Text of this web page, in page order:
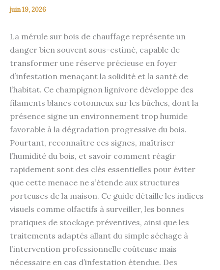
juin 19, 2026
La mérule sur bois de chauffage représente un
danger bien souvent sous-estimé, capable de
transformer une réserve précieuse en foyer
d’infestation menaçant la solidité et la santé de
l’habitat. Ce champignon lignivore développe des
filaments blancs cotonneux sur les bûches, dont la
présence signe un environnement trop humide
favorable à la dégradation progressive du bois.
Pourtant, reconnaître ces signes, maîtriser
l’humidité du bois, et savoir comment réagir
rapidement sont des clés essentielles pour éviter
que cette menace ne s’étende aux structures
porteuses de la maison. Ce guide détaille les indices
visuels comme olfactifs à surveiller, les bonnes
pratiques de stockage préventives, ainsi que les
traitements adaptés allant du simple séchage à
l’intervention professionnelle coûteuse mais
nécessaire en cas d’infestation étendue. Des